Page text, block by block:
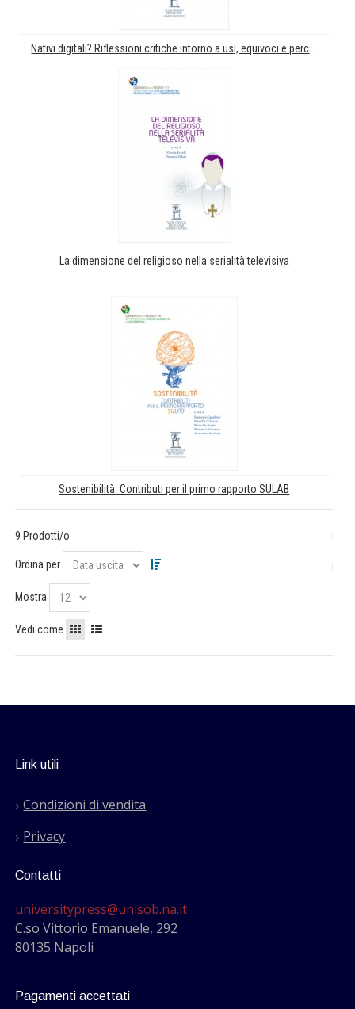
La dimensione del religioso nella serialità televisiva
Sostenibilità. Contributi per il primo rapporto SULAB
9 Prodotti/o
Ordina per
Mostra
Vedi come
Link utili
Condizioni di vendita
Privacy
Contatti
universitypress@unisob.na.it
C.so Vittorio Emanuele, 292
80135 Napoli
Pagamenti accettati